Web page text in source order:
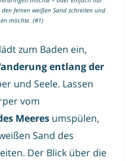
feinen weißen Sand schreiten und
möchte. (#1)
lädt zum Baden ein,
entlang der
und Seele. Lassen
vom
Meeres umspülen,
Sand des
Der Blick über die